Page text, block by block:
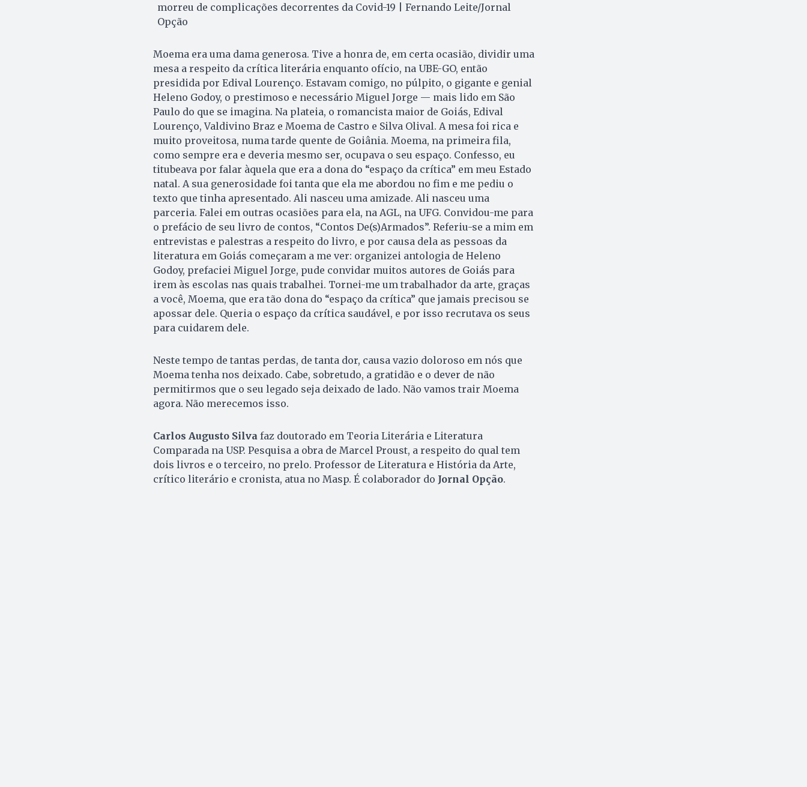
morreu de complicações decorrentes da Covid-19 | Fernando Leite/Jornal
Opção
Moema era uma dama generosa. Tive a honra de, em certa ocasião, dividir uma
mesa a respeito da crítica literária enquanto ofício, na UBE-GO, então
presidida por Edival Lourenço. Estavam comigo, no púlpito, o gigante e genial
Heleno Godoy, o prestimoso e necessário Miguel Jorge — mais lido em São
Paulo do que se imagina. Na plateia, o romancista maior de Goiás, Edival
Lourenço, Valdivino Braz e Moema de Castro e Silva Olival. A mesa foi rica e
muito proveitosa, numa tarde quente de Goiânia. Moema, na primeira fila,
como sempre era e deveria mesmo ser, ocupava o seu espaço. Confesso, eu
titubeava por falar àquela que era a dona do “espaço da crítica” em meu Estado
natal. A sua generosidade foi tanta que ela me abordou no fim e me pediu o
texto que tinha apresentado. Ali nasceu uma amizade. Ali nasceu uma
parceria. Falei em outras ocasiões para ela, na AGL, na UFG. Convidou-me para
o prefácio de seu livro de contos, “Contos De(s)Armados”. Referiu-se a mim em
entrevistas e palestras a respeito do livro, e por causa dela as pessoas da
literatura em Goiás começaram a me ver: organizei antologia de Heleno
Godoy, prefaciei Miguel Jorge, pude convidar muitos autores de Goiás para
irem às escolas nas quais trabalhei. Tornei-me um trabalhador da arte, graças
a você, Moema, que era tão dona do “espaço da crítica” que jamais precisou se
apossar dele. Queria o espaço da crítica saudável, e por isso recrutava os seus
para cuidarem dele.
Neste tempo de tantas perdas, de tanta dor, causa vazio doloroso em nós que
Moema tenha nos deixado. Cabe, sobretudo, a gratidão e o dever de não
permitirmos que o seu legado seja deixado de lado. Não vamos trair Moema
agora. Não merecemos isso.
Carlos Augusto Silva faz doutorado em Teoria Literária e Literatura
Comparada na USP. Pesquisa a obra de Marcel Proust, a respeito do qual tem
dois livros e o terceiro, no prelo. Professor de Literatura e História da Arte,
crítico literário e cronista, atua no Masp. É colaborador do Jornal Opção.